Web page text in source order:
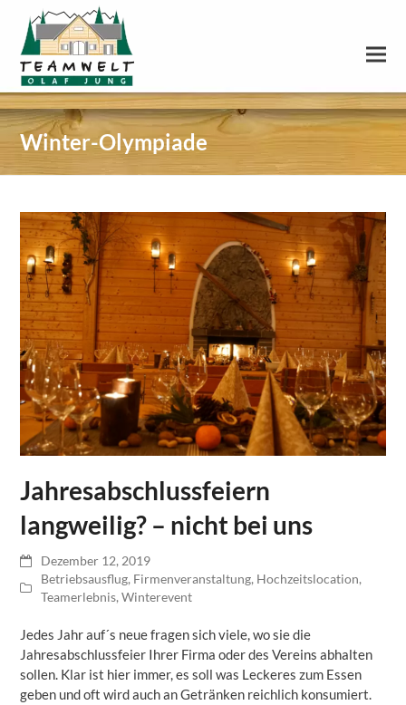
Winter-Olympiade
Jahresabschlussfeiern
langweilig? – nicht bei uns
Dezember 12, 2019
Betriebsausflug, Firmenveranstaltung, Hochzeitslocation,
Teamerlebnis,Winterevent
Jedes Jahr auf´s neue fragen sich viele, wo sie die
Jahresabschlussfeier Ihrer Firma oder des Vereins abhalten
sollen. Klar ist hier immer, es soll was Leckeres zum Essen
geben und oft wird auch an Getränken reichlich konsumiert.